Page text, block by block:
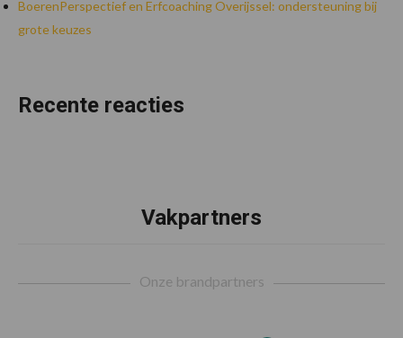
BoerenPerspectief en Erfcoaching Overijssel: ondersteuning bij
grote keuzes
Recente reacties
Vakpartners
Onze brandpartners